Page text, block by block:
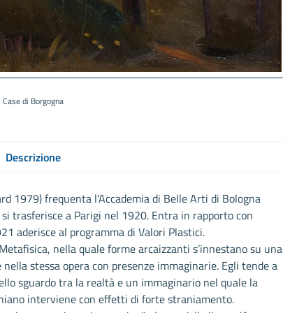
Case di Borgogna
Descrizione
1979) frequenta l’Accademia di Belle Arti di Bologna
trasferisce a Parigi nel 1920. Entra in rapporto con
aderisce al programma di Valori Plastici.
nella quale forme arcaizzanti s’innestano su una
stessa opera con presenze immaginarie. Egli tende a
sguardo tra la realtà e un immaginario nel quale la
interviene con effetti di forte straniamento.